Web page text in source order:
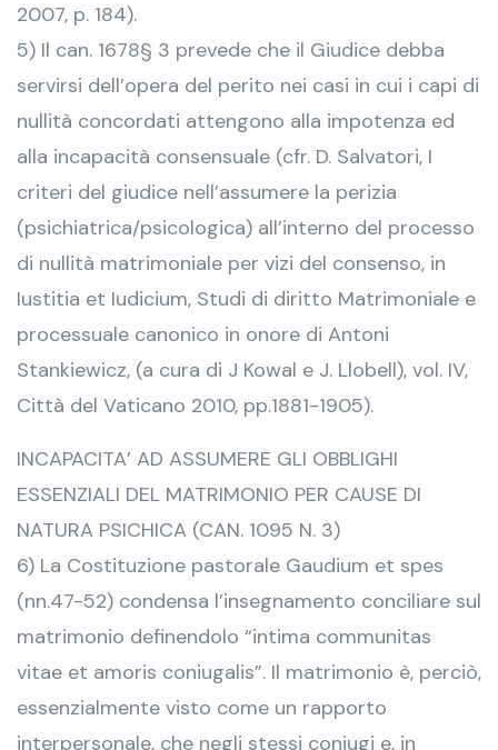
2007, p. 184).
5) Il can. 1678§ 3 prevede che il Giudice debba
servirsi dell’opera del perito nei casi in cui i capi di
nullità concordati attengono alla impotenza ed
alla incapacità consensuale (cfr. D. Salvatori, I
criteri del giudice nell’assumere la perizia
(psichiatrica/psicologica) all’interno del processo
di nullità matrimoniale per vizi del consenso, in
Iustitia et Iudicium, Studi di diritto Matrimoniale e
processuale canonico in onore di Antoni
Stankiewicz, (a cura di J Kowal e J. Llobell), vol. IV,
Città del Vaticano 2010, pp.1881-1905).
INCAPACITA’ AD ASSUMERE GLI OBBLIGHI
ESSENZIALI DEL MATRIMONIO PER CAUSE DI
NATURA PSICHICA (CAN. 1095 N. 3)
6) La Costituzione pastorale Gaudium et spes
(nn.47-52) condensa l’insegnamento conciliare sul
matrimonio definendolo “intima communitas
vitae et amoris coniugalis”. Il matrimonio è, perciò,
essenzialmente visto come un rapporto
interpersonale, che negli stessi coniugi e, in